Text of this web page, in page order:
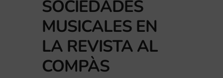
Actualidad
SOCIEDADES
MUSICALES EN
LA REVISTA AL
COMPÀS